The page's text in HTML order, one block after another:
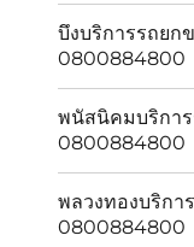
บึงบริการรถยก
0800884800
พนัสนิคมบริกา
0800884800
พลวงทองบริกา
0800884800